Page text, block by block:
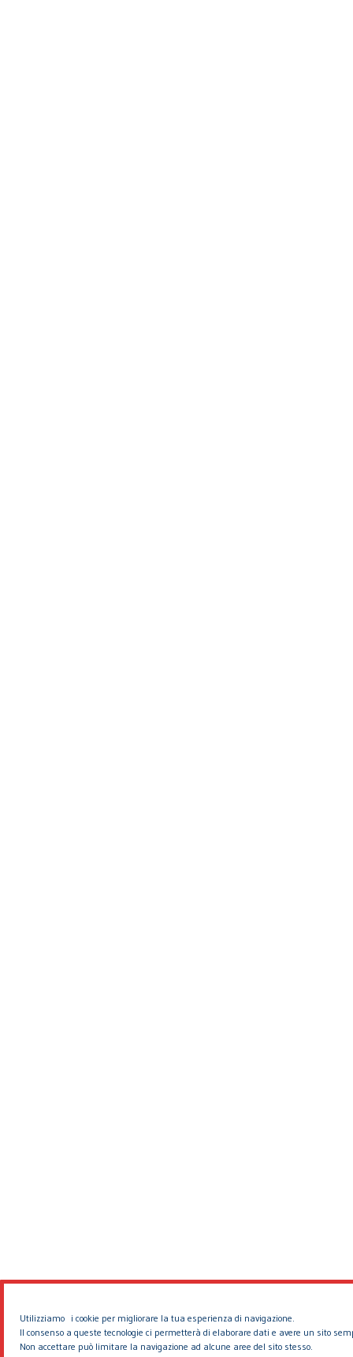
Utilizziamo i cookie per migliorare la tua esperienza di navigazione.
Il consenso a queste tecnologie ci permetterà di elaborare dati e avere un sito
Non accettare può limitare la navigazione ad alcune aree del sito stesso.